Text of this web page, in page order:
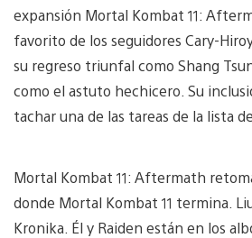
expansión Mortal Kombat 11:
favorito de los seguidores Cary-
su regreso triunfal como Shang
como el astuto hechicero. Su
tachar una de las tareas de la lista
Mortal Kombat 11: Aftermath
donde Mortal Kombat 11 termina.
Kronika. Él y Raiden están en los